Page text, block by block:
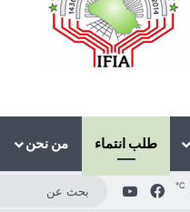
طلب انتماء من نحن
℃ فيسبوك‫YouTube